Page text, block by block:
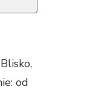
od